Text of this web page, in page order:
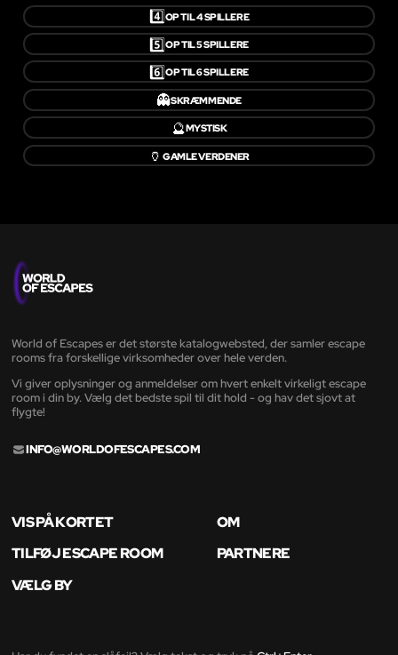
4️⃣OP TIL 4 SPILLERE
5️⃣OP TIL 5 SPILLERE
6️⃣OP TIL 6 SPILLERE
👻SKRÆMMENDE
🔮MYSTISK
🏺GAMLE VERDENER
World of Escapes er det største katalogwebsted, der samler escape
rooms fra forskellige virksomheder over hele verden.
Vi giver oplysninger og anmeldelser om hvert enkelt virkeligt escape
room i din by. Vælg det bedste spil til dit hold - og hav det sjovt at
flygte!
INFO@WORLDOFESCAPES.COM
VIS PÅ KORTET
OM
TILFØJ ESCAPE ROOM
PARTNERE
VÆLG BY